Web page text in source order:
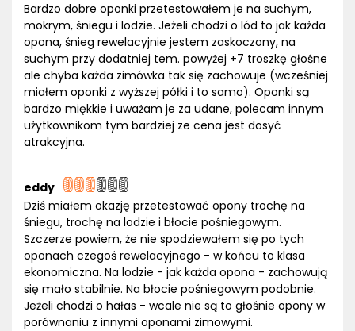
Bardzo dobre oponki przetestowałem je na suchym,
mokrym, śniegu i lodzie. Jeżeli chodzi o lód to jak każda
opona, śnieg rewelacyjnie jestem zaskoczony, na
suchym przy dodatniej tem. powyżej +7 troszkę głośne
ale chyba każda zimówka tak się zachowuje (wcześniej
miałem oponki z wyższej półki i to samo). Oponki są
bardzo miękkie i uważam je za udane, polecam innym
użytkownikom tym bardziej ze cena jest dosyć
atrakcyjna.
eddy
Dziś miałem okazję przetestować opony trochę na
śniegu, trochę na lodzie i błocie pośniegowym.
Szczerze powiem, że nie spodziewałem się po tych
oponach czegoś rewelacyjnego - w końcu to klasa
ekonomiczna. Na lodzie - jak każda opona - zachowują
się mało stabilnie. Na błocie pośniegowym podobnie.
Jeżeli chodzi o hałas - wcale nie są to głośnie opony w
porównaniu z innymi oponami zimowymi.